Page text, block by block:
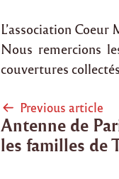
L’association Coeur
Nous remercions
couvertures
Post
Previous article
Antenne de
les familles de